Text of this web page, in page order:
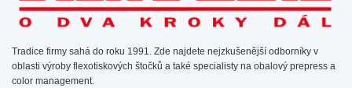
Tradice firmy sahá do roku 1991. Zde najdete nejzkušenější odborníky v
oblasti výroby flexotiskových štočků a také specialisty na obalový prepress a
color management.